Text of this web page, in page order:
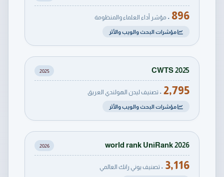
896 • مؤشر أداء العلماء والمنظومة
مؤشرات البحث والويب والأثر
CWTS 2025
2025
2,795 • تصنيف ليدن الهولندي العريق
مؤشرات البحث والويب والأثر
world rank UniRank 2026
2026
3,116 • تصنيف يوني رانك العالمي